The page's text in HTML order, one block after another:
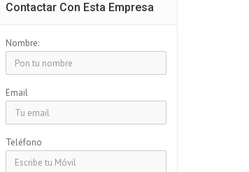
Contactar Con Esta Empresa
Nombre:
Email
Teléfono